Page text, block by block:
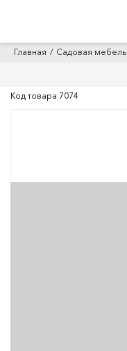
Главная Садовая мебель
Код товара 7074